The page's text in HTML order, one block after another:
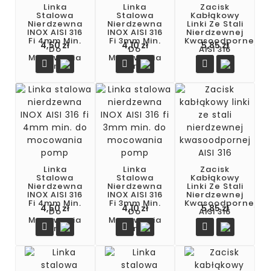
Linka
Stalowa
Nierdzewna
INOX AISI 316
Fi 4mm Min.
Do
Mocowania
Pomp
4,50 zł

Linka
Stalowa
Nierdzewna
INOX AISI 316
Fi 4mm Min.
Do
Mocowania
Pomp
4,50 złCena

Linka
Stalowa
Nierdzewna
INOX AISI 316
Fi 3mm Min.
Do
Mocowania
Pomp
4,10 zł

Linka
Stalowa
Nierdzewna
INOX AISI 316
Fi 3mm Min.
Do
Mocowania
Pomp
4,10 złCena

Zacisk
Kabłąkowy
Linki Ze Stali
Nierdzewnej
Kwasoodpornej
AISI 316
5,85 zł

Zacisk
Kabłąkowy
Linki Ze Stali
Nierdzewnej
Kwasoodpornej
AISI 316
5,85 złCena
